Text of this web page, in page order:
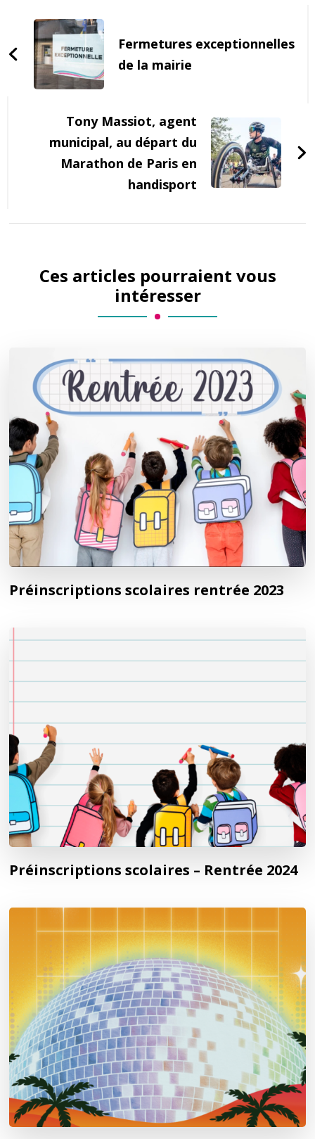
NavigationFermetures exceptionnelles
de la mairie
Tony Massiot, agent
municipal, au départ du
Marathon de Paris en
handisport
Ces articles pourraient vous
intéresser
Préinscriptions scolaires rentrée 2023
Préinscriptions scolaires – Rentrée 2024